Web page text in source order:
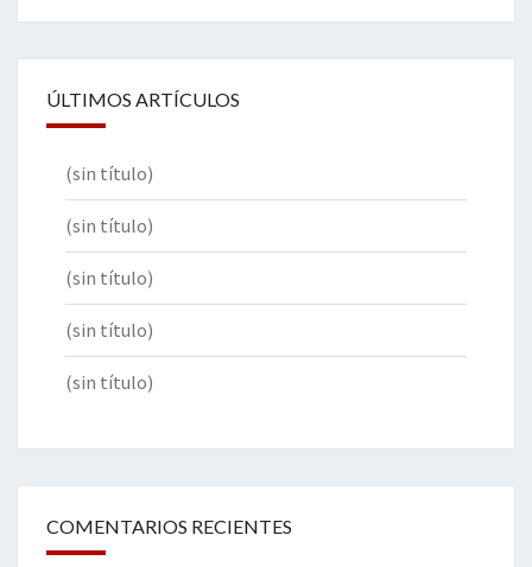
ÚLTIMOS ARTÍCULOS
(sin título)
(sin título)
(sin título)
(sin título)
(sin título)
COMENTARIOS RECIENTES